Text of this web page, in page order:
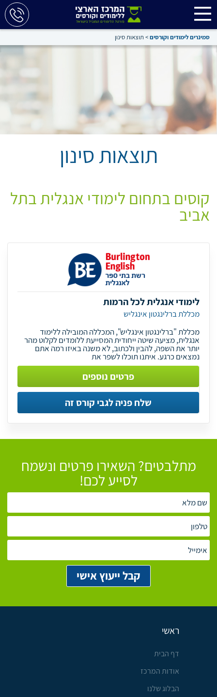
סמינרים לימודים וקורסים> תוצאות סינון
תוצאות סינון
קוסים בתחום לימודי אנגלית בתל
אביב
לימודי אנגלית לכל הרמות
מכללת ברלינגטון אינגליש
מכללת "ברלינגטון אינגליש", המכללה המובילה ללימוד
אנגלית, מציעה שיטה ייחודית המסייעת ללומדים לקלוט מהר
יותר את השפה, להבין ולכתוב, לא משנה באיזו רמה אתם
נמצאים כרגע. איתנו תוכלו לשפר את
פרטים נוספים
שלח פניה לגבי קורס זה
מתלבטים? השאירו פרטים ונשמח
לסייע לכם!
ראשי
דף הבית
אודות המרכז
הבלוג שלנו